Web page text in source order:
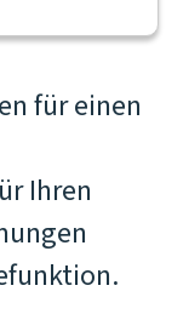
für einen
Ihren